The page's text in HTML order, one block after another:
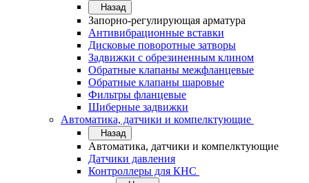
Назад
Запорно-регулирующая арматура
Антивибрационные вставки
Дисковые поворотные затворы
Задвижки с обрезиненным клином
Обратные клапаны межфланцевые
Обратные клапаны шаровые
Фильтры фланцевые
Шиберные задвижки
Автоматика, датчики и компелктующие
Назад
Автоматика, датчики и компелктующие
Датчики давления
Контроллеры для КНС